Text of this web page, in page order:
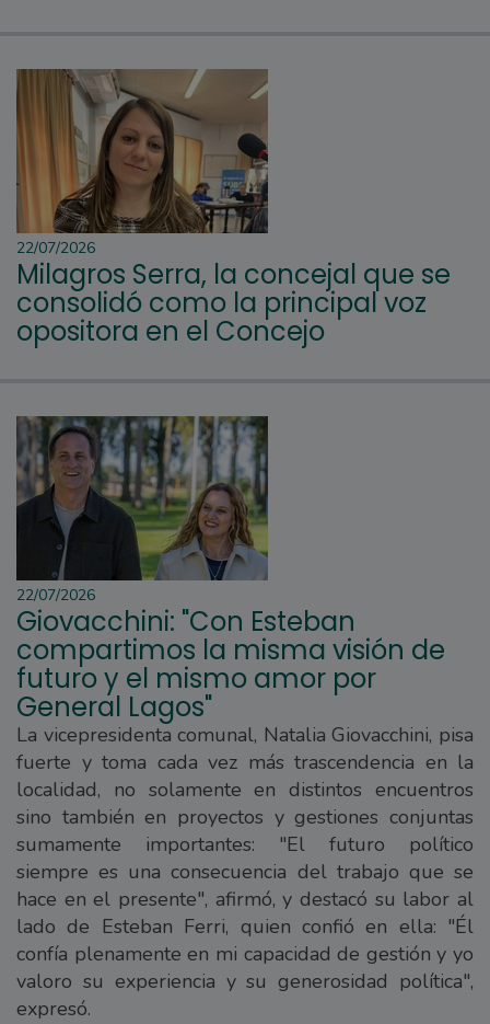
22/07/2026
Milagros Serra, la concejal que se
consolidó como la principal voz
opositora en el Concejo
22/07/2026
Giovacchini: "Con Esteban
compartimos la misma visión de
futuro y el mismo amor por
General Lagos"
La vicepresidenta comunal, Natalia Giovacchini, pisa
fuerte y toma cada vez más trascendencia en la
localidad, no solamente en distintos encuentros
sino también en proyectos y gestiones conjuntas
sumamente importantes: "El futuro político
siempre es una consecuencia del trabajo que se
hace en el presente", afirmó, y destacó su labor al
lado de Esteban Ferri, quien confió en ella: "Él
confía plenamente en mi capacidad de gestión y yo
valoro su experiencia y su generosidad política",
expresó.